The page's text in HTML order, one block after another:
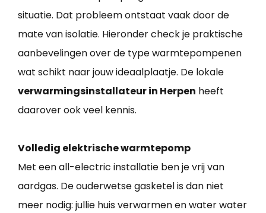
situatie. Dat probleem ontstaat vaak door de
mate van isolatie. Hieronder check je praktische
aanbevelingen over de type warmtepompenen
wat schikt naar jouw ideaalplaatje. De lokale
verwarmingsinstallateur in Herpen heeft
daarover ook veel kennis.
Volledig elektrische warmtepomp
Met een all-electric installatie ben je vrij van
aardgas. De ouderwetse gasketel is dan niet
meer nodig: jullie huis verwarmen en water water